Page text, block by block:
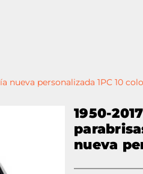
nueva personalizada 1PC 10
1950-
nueva